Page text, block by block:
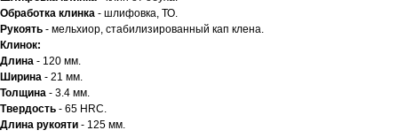
Обработка клинка - шлифовка, ТО.
Рукоять - мельхиор, стабилизированный кап клена.
Клинок:
Длина - 120 мм.
Ширина - 21 мм.
Толщина - 3.4 мм.
Твердость - 65 HRC.
Длина рукояти - 125 мм.